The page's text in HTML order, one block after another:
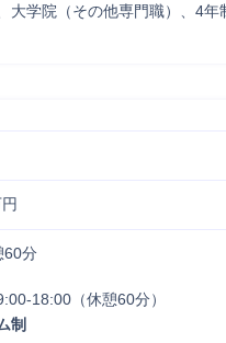
大学院（その他専門職）、4年
60分
18:00（休憩60分）
制